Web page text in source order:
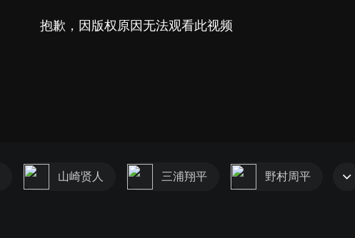
抱歉，因版权原因无法观看此视频
山崎贤人 三浦翔平 野村周平